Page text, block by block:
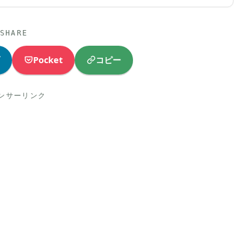
SHARE
Pocket コピー
サーリンク